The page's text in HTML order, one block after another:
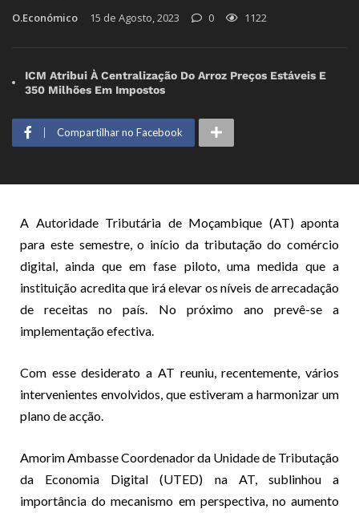
O.Económico 15 de Agosto, 2023 0 1122
ICM Atribui À Centralização Do Arroz Preços Estáveis E
350 Milhões Em Impostos
Compartilhar no Facebook
A Autoridade Tributária de Moçambique (AT) aponta
para este semestre, o início da tributação do comércio
digital, ainda que em fase piloto, uma medida que a
instituição acredita que irá elevar os níveis de arrecadação
de receitas no país. No próximo ano prevê-se a
implementação efectiva.
Com esse desiderato a AT reuniu, recentemente, vários
intervenientes envolvidos, que estiveram a harmonizar um
plano de acção.
Amorim Ambasse Coordenador da Unidade de Tributação
da Economia Digital (UTED) na AT, sublinhou a
importância do mecanismo em perspectiva, no aumento